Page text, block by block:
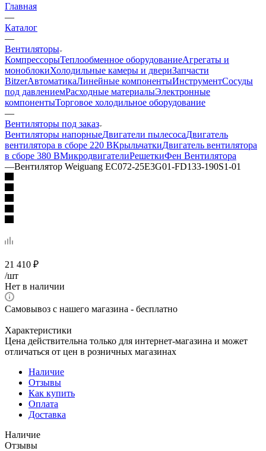
Главная
—
Каталог
—
Вентиляторы
КомпрессорыТеплообменное оборудованиеАгрегаты и
моноблокиХолодильные камеры и двериЗапчасти
BitzerАвтоматикаЛинейные компонентыИнструментСосуды
под давлениемРасходные материалыЭлектронные
компонентыТорговое холодильное оборудование
—
Вентиляторы под заказ
Вентиляторы напорныеДвигатели пылесосаДвигатель
вентилятора в сборе 220 ВКрыльчаткиДвигатель вентилятора
в сборе 380 ВМикродвигателиРешеткиФен Вентилятора
—Вентилятор Weiguang EC072-25E3G01-FD133-190S1-01
21 410 ₽
/шт
Нет в наличии
Самовывоз с нашего магазина - бесплатно
Характеристики
Цена действительна только для интернет-магазина и может
отличаться от цен в розничных магазинах
Наличие
Отзывы
Как купить
Оплата
Доставка
Наличие
Отзывы